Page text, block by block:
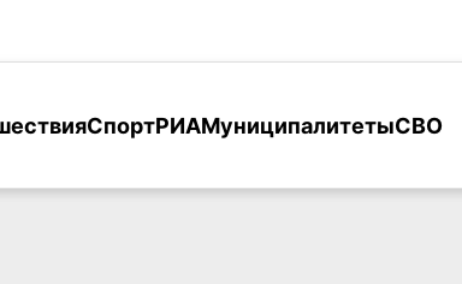
СпортРИАМуниципалитетыСВО